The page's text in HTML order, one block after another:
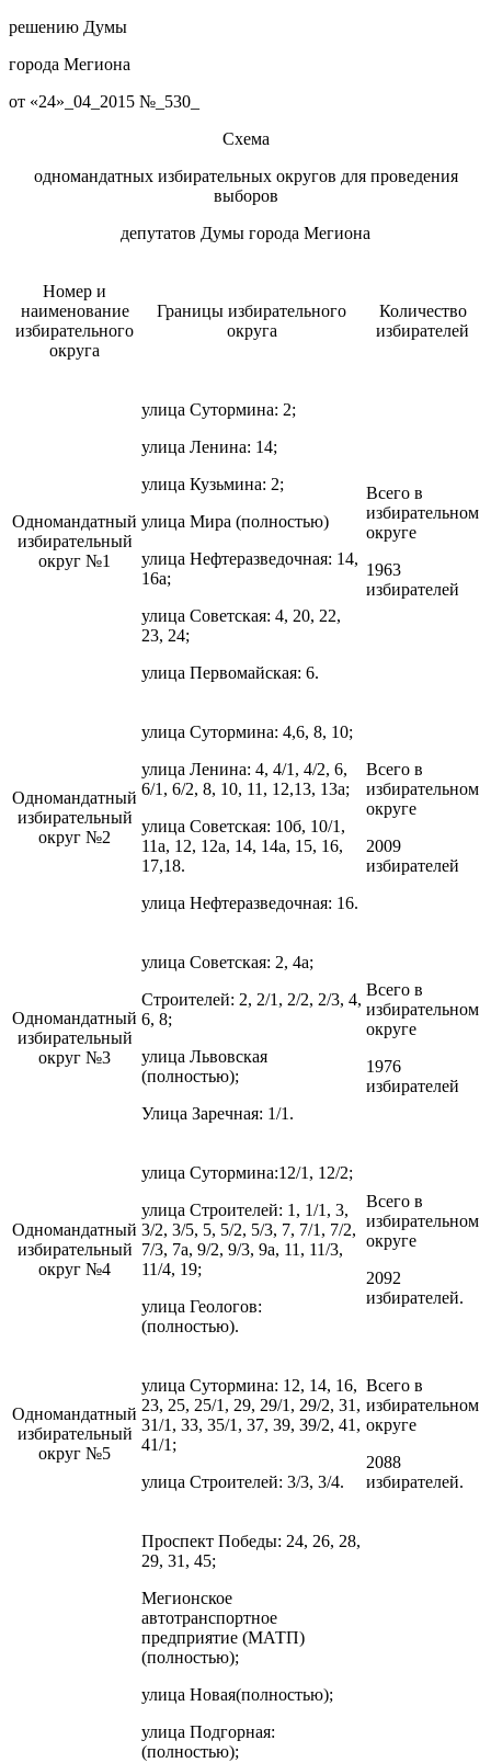
решению Думы
города Мегиона
от «24»_04_2015 №_530_
Схема
одномандатных избирательных округов для проведения
выборов
депутатов Думы города Мегиона
Номер и
наименование
избирательного
округа
Границы избирательного
округа
Количество
избирателей
Одномандатный
избирательный
округ №1
улица Сутормина: 2;
улица Ленина: 14;
улица Кузьмина: 2;
улица Мира (полностью)
улица Нефтеразведочная: 14,
16а;
улица Советская: 4, 20, 22,
23, 24;
улица Первомайская: 6.
Всего в
избирательном
округе
1963
избирателей
Одномандатный
избирательный
округ №2
улица Сутормина: 4,6, 8, 10;
улица Ленина: 4, 4/1, 4/2, 6,
6/1, 6/2, 8, 10, 11, 12,13, 13а;
улица Советская: 10б, 10/1,
11а, 12, 12а, 14, 14а, 15, 16,
17,18.
улица Нефтеразведочная: 16.
Всего в
избирательном
округе
2009
избирателей
Одномандатный
избирательный
округ №3
улица Советская: 2, 4а;
Строителей: 2, 2/1, 2/2, 2/3, 4,
6, 8;
улица Львовская
(полностью);
Улица Заречная: 1/1.
Всего в
избирательном
округе
1976
избирателей
Одномандатный
избирательный
округ №4
улица Сутормина:12/1, 12/2;
улица Строителей: 1, 1/1, 3,
3/2, 3/5, 5, 5/2, 5/3, 7, 7/1, 7/2,
7/3, 7а, 9/2, 9/3, 9а, 11, 11/3,
11/4, 19;
улица Геологов:
(полностью).
Всего в
избирательном
округе
2092
избирателей.
Одномандатный
избирательный
округ №5
улица Сутормина: 12, 14, 16,
23, 25, 25/1, 29, 29/1, 29/2, 31,
31/1, 33, 35/1, 37, 39, 39/2, 41,
41/1;
улица Строителей: 3/3, 3/4.
Всего в
избирательном
округе
2088
избирателей.
Проспект Победы: 24, 26, 28,
29, 31, 45;
Мегионское
автотранспортное
предприятие (МАТП)
(полностью);
улица Новая(полностью);
улица Подгорная:
(полностью);